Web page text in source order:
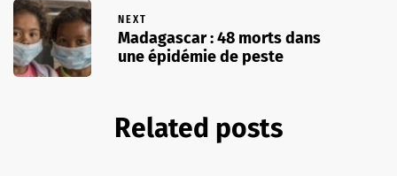
NEXT
Madagascar : 48 morts dans
une épidémie de peste
Related posts